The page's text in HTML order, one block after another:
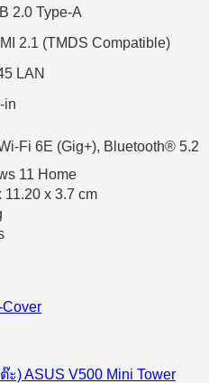
2.0 Type-A
2.1 (TMDS Compatible)
LAN
in
Fi 6E (Gig+), Bluetooth® 5.2
11 Home
11.20 x 3.7 cm
) ASUS V500 Mini Tower